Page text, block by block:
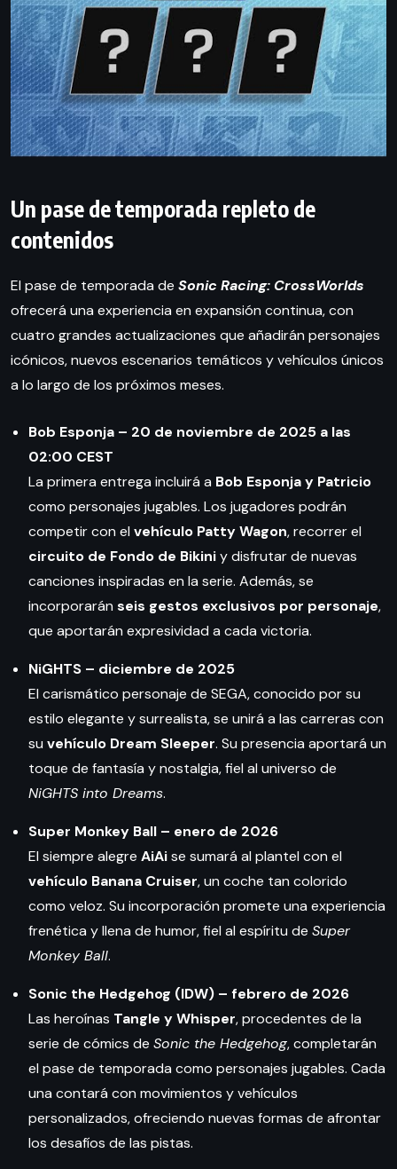
Un pase de temporada repleto de
contenidos
El pase de temporada de Sonic Racing: CrossWorlds
ofrecerá una experiencia en expansión continua, con
cuatro grandes actualizaciones que añadirán personajes
icónicos, nuevos escenarios temáticos y vehículos únicos
a lo largo de los próximos meses.
Bob Esponja – 20 de noviembre de 2025 a las
02:00 CEST
La primera entrega incluirá a Bob Esponja y Patricio
como personajes jugables. Los jugadores podrán
competir con el vehículo Patty Wagon, recorrer el
circuito de Fondo de Bikiniy disfrutar de nuevas
canciones inspiradas en la serie. Además, se
incorporarán seis gestos exclusivos por personaje,
que aportarán expresividad a cada victoria.
NiGHTS – diciembre de 2025
El carismático personaje de SEGA, conocido por su
estilo elegante y surrealista, se unirá a las carreras con
su vehículo Dream Sleeper. Su presencia aportará un
toque de fantasía y nostalgia, fiel al universo de
NiGHTS into Dreams.
Super Monkey Ball – enero de 2026
El siempre alegre AiAise sumará al plantel con el
vehículo Banana Cruiser, un coche tan colorido
como veloz. Su incorporación promete una experiencia
frenética y llena de humor, fiel al espíritu de Super
Monkey Ball.
Sonic the Hedgehog (IDW) – febrero de 2026
Las heroínas Tangle y Whisper, procedentes de la
serie de cómics de Sonic the Hedgehog, completarán
el pase de temporada como personajes jugables. Cada
una contará con movimientos y vehículos
personalizados, ofreciendo nuevas formas de afrontar
los desafíos de las pistas.